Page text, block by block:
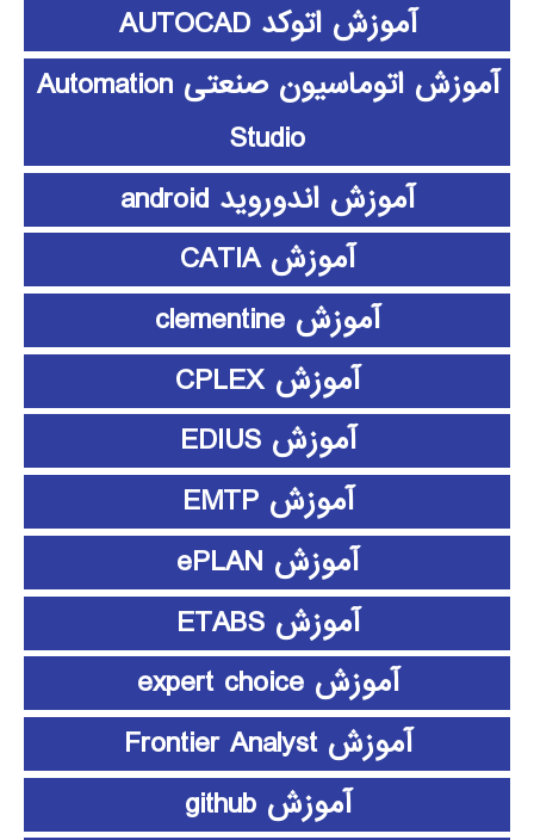
آموزش اتوکد AUTOCAD
آموزش اتوماسیون صنعتی Automation
Studio
آموزش اندوروید android
آموزش CATIA
آموزش clementine
آموزش CPLEX
آموزش EDIUS
آموزش EMTP
آموزش ePLAN
آموزش ETABS
آموزش expert choice
آموزش Frontier Analyst
آموزش github